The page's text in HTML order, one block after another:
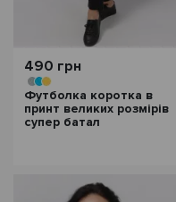
490 грн
Футболка коротка в
принт великих розмірів
супер батал